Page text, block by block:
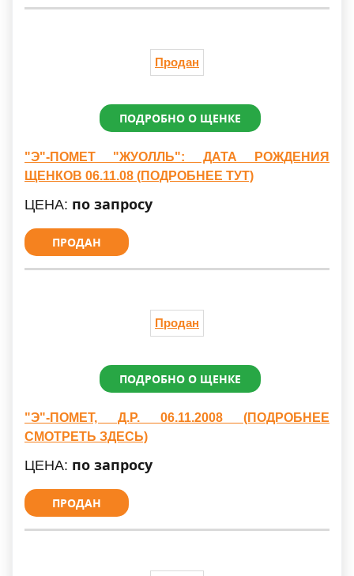
Продан
ПОДРОБНО О ЩЕНКЕ
"Э"-ПОМЕТ "ЖУОЛЛЬ": ДАТА РОЖДЕНИЯ
ЩЕНКОВ 06.11.08 (ПОДРОБНЕЕ ТУТ)
ЦЕНА: по запросу
ПРОДАН
Продан
ПОДРОБНО О ЩЕНКЕ
"Э"-ПОМЕТ, Д.Р. 06.11.2008 (ПОДРОБНЕЕ
СМОТРЕТЬ ЗДЕСЬ)
ЦЕНА: по запросу
ПРОДАН